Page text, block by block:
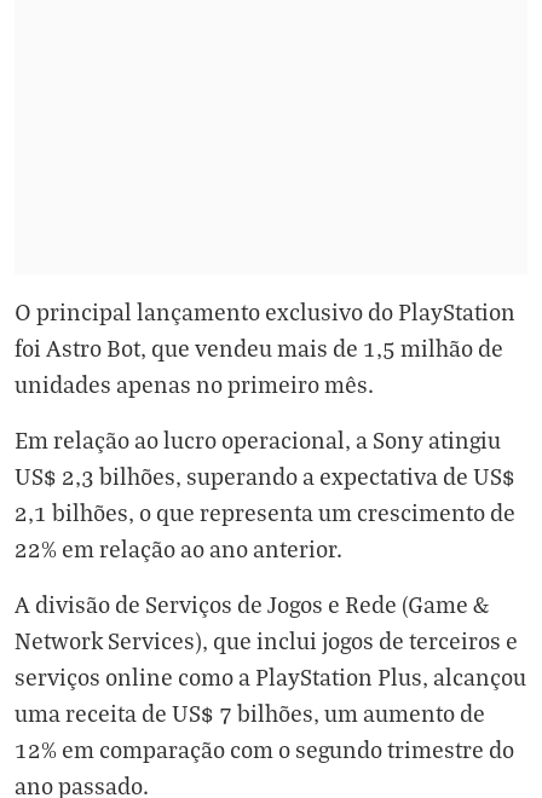
O principal lançamento exclusivo do PlayStation
foi Astro Bot, que vendeu mais de 1,5 milhão de
unidades apenas no primeiro mês.
Em relação ao lucro operacional, a Sony atingiu
US$ 2,3 bilhões, superando a expectativa de US$
2,1 bilhões, o que representa um crescimento de
22% em relação ao ano anterior.
A divisão de Serviços de Jogos e Rede (Game &
Network Services), que inclui jogos de terceiros e
serviços online como a PlayStation Plus, alcançou
uma receita de US$ 7 bilhões, um aumento de
12% em comparação com o segundo trimestre do
ano passado.